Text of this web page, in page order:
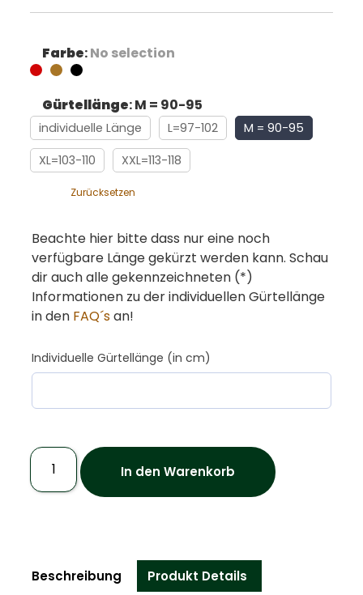
Farbe:No selection
Gürtellänge:M = 90-95
individuelle Länge L=97-102
M = 90-95
XL=103-110
XXL=113-118
Zurücksetzen
Beachte hier bitte dass nur eine noch
verfügbare Länge gekürzt werden kann. Schau
dir auch alle gekennzeichneten (*)
Informationen zu der individuellen Gürtellänge
in den FAQ´san!
Individuelle Gürtellänge (in cm)
In den Warenkorb
Beschreibung Produkt Details